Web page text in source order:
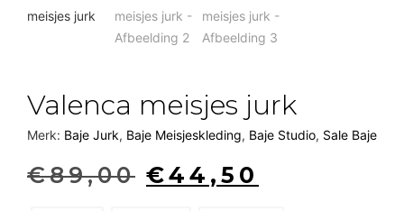
Valenca meisjes jurk
Merk: Baje Jurk, Baje Meisjeskleding, Baje Studio, Sale Baje
€89,00 €44,50